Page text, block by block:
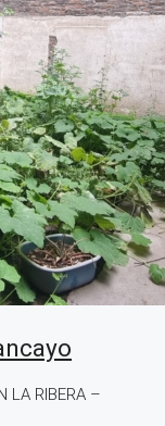
LA RIBERA –